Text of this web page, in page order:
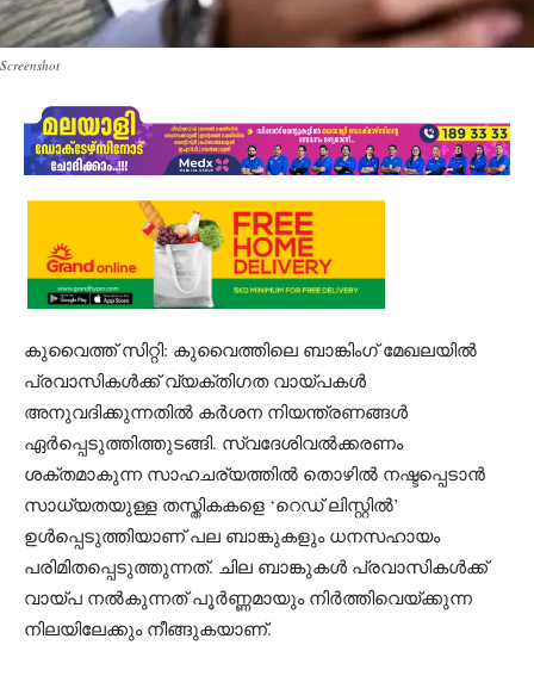
Screenshot
കുവൈത്ത് സിറ്റി: കുവൈത്തിലെ ബാങ്കിംഗ് മേഖലയിൽ
പ്രവാസികൾക്ക് വ്യക്തിഗത വായ്പകൾ
അനുവദിക്കുന്നതിൽ കർശന നിയന്ത്രണങ്ങൾ
ഏർപ്പെടുത്തിത്തുടങ്ങി. സ്വദേശിവൽക്കരണം
ശക്തമാകുന്ന സാഹചര്യത്തിൽ തൊഴിൽ നഷ്ടപ്പെടാൻ
സാധ്യതയുള്ള തസ്തികകളെ ‘റെഡ് ലിസ്റ്റിൽ’
ഉൾപ്പെടുത്തിയാണ് പല ബാങ്കുകളും ധനസഹായം
പരിമിതപ്പെടുത്തുന്നത്. ചില ബാങ്കുകൾ പ്രവാസികൾക്ക്
വായ്പ നൽകുന്നത് പൂർണ്ണമായും നിർത്തിവെയ്ക്കുന്ന
നിലയിലേക്കും നീങ്ങുകയാണ്.